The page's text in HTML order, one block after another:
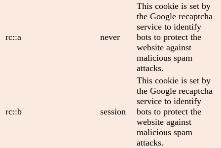
rc::a never
This cookie is set by
the Google recaptcha
service to identify
bots to protect the
website against
malicious spam
attacks.
rc::b session
This cookie is set by
the Google recaptcha
service to identify
bots to protect the
website against
malicious spam
attacks.